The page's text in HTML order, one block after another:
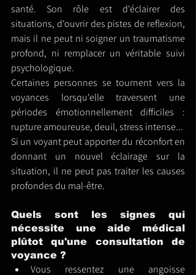
santé. Son rôle est d'éclairer des
situations, d'ouvrir des pistes de reflexion,
mais il ne peut ni soigner un traumatisme
profond, ni remplacer un véritable suivi
psychologique.
Certaines personnes se tournent vers la
voyances lorsqu'elle traversent une
périodes émotionnellement difficiles :
rupture amoureuse, deuil, stress intense...
Si un voyant peut apporter du réconfort en
donnant un nouvel éclairage sur la
situation, il ne peut pas traiter les causes
profondes du mal-être.
Quels sont les signes qui
nécessite une aide médical
plûtot qu'une consultation de
voyance ?
Vous ressentez une angoisse